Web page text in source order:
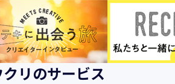
リのサービス